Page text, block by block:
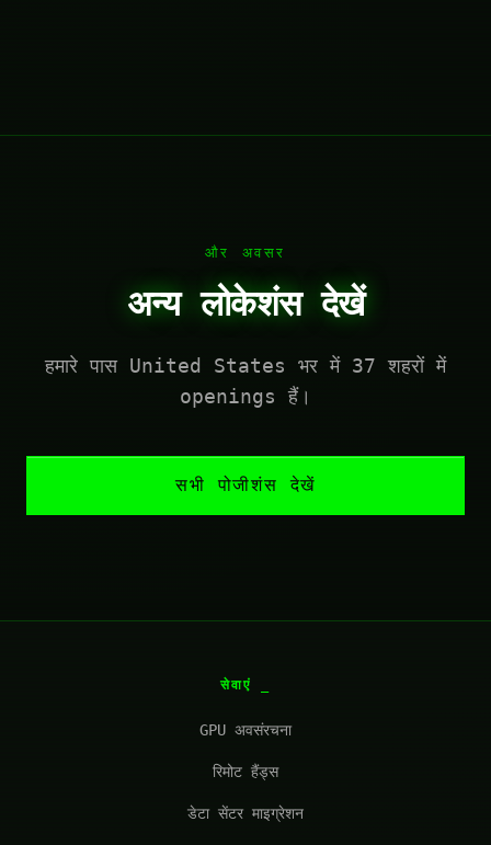
और अवसर
अन्य लोकेशंस देखें
हमारे पास United States भर में 37 शहरों में
openings हैं।
सभी पोजीशंस देखें
सेवाएं
GPU अवसंरचना
रिमोट हैंड्स
डेटा सेंटर माइग्रेशन